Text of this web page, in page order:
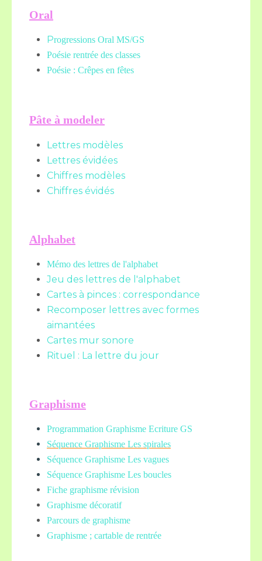
Oral
Progressions Oral MS/GS
Poésie rentrée des classes
Poésie : Crêpes en fêtes
Pâte à modeler
Lettres modèles
Lettres évidées
Chiffres modèles
Chiffres évidés
Alphabet
Mémo des lettres de l'alphabet
Jeu des lettres de l'alphabet
Cartes à pinces : correspondance
Recomposer lettres avec formes
aimantées
Cartes mur sonore
Rituel : La lettre du jour
Graphisme
Programmation Graphisme Ecriture GS
Séquence Graphisme Les spirales
Séquence Graphisme Les vagues
Séquence Graphisme Les boucles
Fiche graphisme révision
Graphisme décoratif
Parcours de graphisme
Graphisme ; cartable de rentrée